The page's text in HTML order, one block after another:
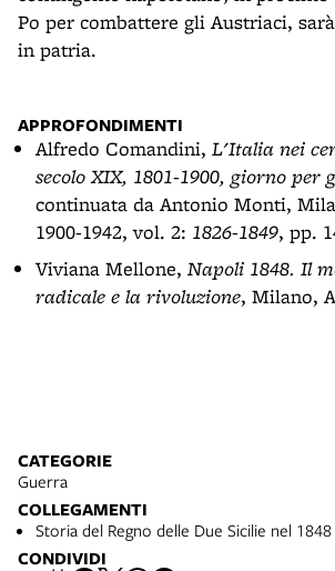
Po per combattere gli Austriaci,
in patria.
APPROFONDIMENTI
Alfredo Comandini, L'Italia nei
secolo XIX, 1801-1900, giorno
continuata da Antonio Monti,
1900-1942, vol. 2: 1826-1849, pp.
Viviana Mellone, Napoli 1848. Il
radicale e la rivoluzione, Milano,
CATEGORIE
Guerra
COLLEGAMENTI
Storia del Regno delle Due Sicilie nel
CONDIVIDI